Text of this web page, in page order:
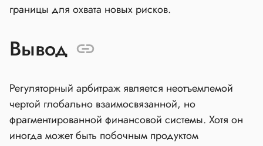
границы для охвата новых рисков.
Вывод
Регуляторный арбитраж является неотъемлемой
чертой глобально взаимосвязанной, но
фрагментированной финансовой системы. Хотя он
иногда может быть побочным продуктом